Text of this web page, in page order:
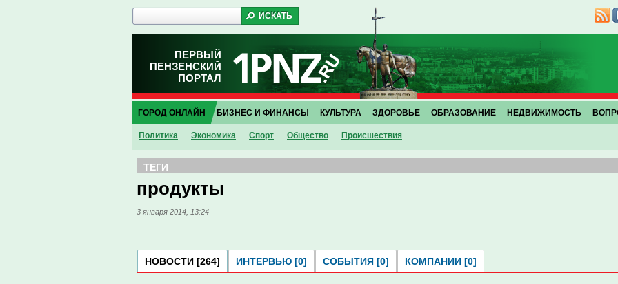
ПЕРВЫЙ
ПЕНЗЕНСКИЙ
ПОРТАЛ
ГОРОД ОНЛАЙН
Политика Экономика Спорт Общество Проиcшествия
БИЗНЕС И ФИНАНСЫ КУЛЬТУРА ЗДОРОВЬЕ ОБРАЗОВАНИЕ НЕДВИЖИМОСТЬ
ТЕГИ
продукты
3 января 2014, 13:24
НОВОСТИ [264] ИНТЕРВЬЮ [0] СОБЫТИЯ [0] КОМПАНИИ [0]